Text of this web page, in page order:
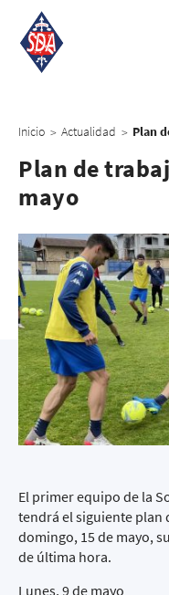
Inicio > Actualidad >
Plan de
mayo
El primer equipo de la
tendrá el siguiente plan
domingo, 15 de mayo,
de última hora.
Lunes, 9 de mayo